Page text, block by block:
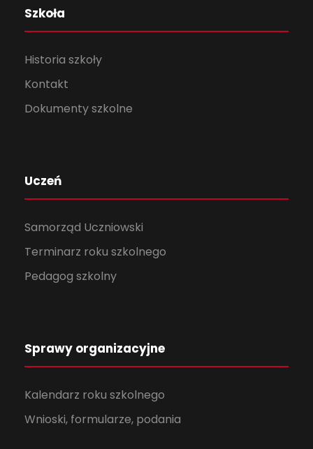
Szkoła
Historia szkoły
Kontakt
Dokumenty szkolne
Uczeń
Samorząd Uczniowski
Terminarz roku szkolnego
Pedagog szkolny
Sprawy organizacyjne
Kalendarz roku szkolnego
Wnioski, formularze, podania